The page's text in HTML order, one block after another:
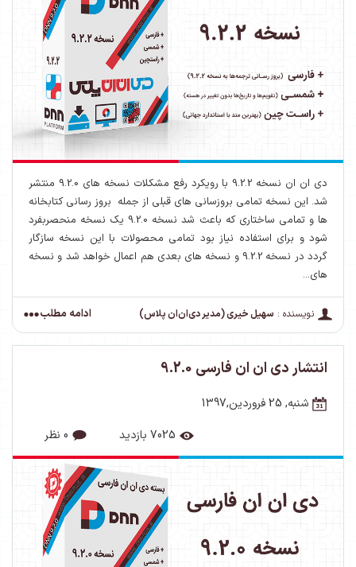
دی ان ان نسخه 9.2.2 با رویکرد رفع مشکلات نسخه های 9.2.0 منتشر
شد. این نسخه تمامی بروزسانی های قبلی از جمله بروز رسانی کتابخانه
ها و تمامی ساختاری که باعث شد نسخه 9.2.0 یک نسخه منحصربفرد
شود و برای استفاده نیاز بود تمامی محصولات با این نسخه سازگار
گردد در نسخه 9.2.2 و نسخه های بعدی هم اعمال خواهد شد و نسخه
های...
نویسنده : سهیل خیری (مدیر دی‌ان‌ان پلاس) ادامه مطلب
انتشار دی ان ان فارسی 9.2.0
شنبه, 25 فروردین,1397